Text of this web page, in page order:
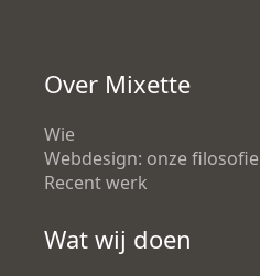
Over Mixette
Wie
Webdesign: onze filosofie
Recent werk
Wat wij doen